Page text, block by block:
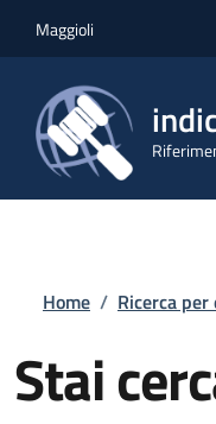
Maggioli
Briciole
Home / Ricerca
Stai